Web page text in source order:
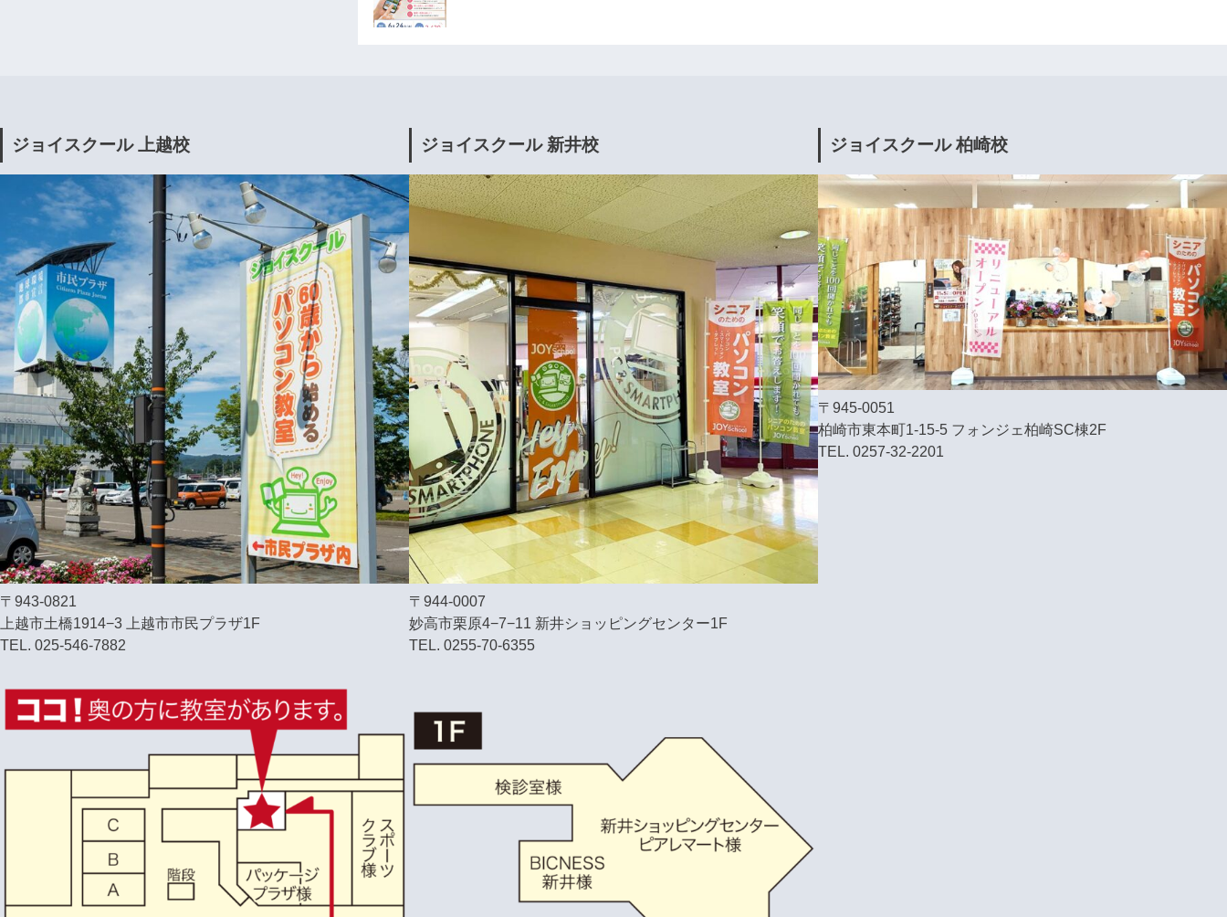
ジョイスクール 上越校
〒943-0821
上越市土橋1914−3 上越市市民プラザ1F
TEL. 025-546-7882
ジョイスクール 新井校
〒944-0007
妙高市栗原4−7−11 新井ショッピングセンター1F
TEL. 0255-70-6355
ジョイスクール 柏崎校
〒945-0051
柏崎市東本町1-15-5 フォンジェ柏崎SC棟2F
TEL. 0257-32-2201